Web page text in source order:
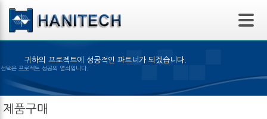
본문 바로가기
귀하의 프로젝트에 성공적인 파트너가 되겠습니다.
제품의 선택은 프로젝트 성공의 열쇠입니다.
제품구매